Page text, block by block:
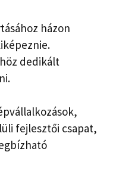
házon
dedikált
fejlesztői csapat,